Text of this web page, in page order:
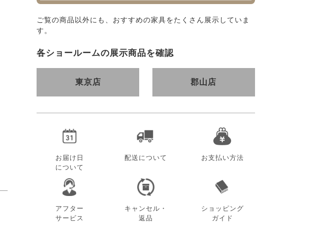
ご覧の商品以外にも、おすすめの家具をたくさん展示していま
す。
各ショールームの展示商品を確認
東京店 郡山店
お届け日
について
配送について お支払い方法
アフター
サービス
キャンセル・
返品
ショッピング
ガイド